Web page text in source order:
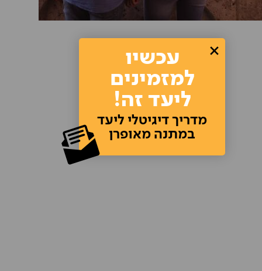
עכשיו
למזמינים
ליעד זה!
מדריך דיגיטלי ליעד
במתנה מאופרן